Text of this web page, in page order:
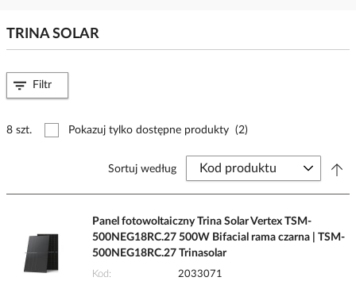
TRINA SOLAR
8 szt. Pokazuj tylko dostępne produkty (2)
Sortuj według
Panel fotowoltaiczny Trina Solar Vertex TSM-
500NEG18RC.27 500W Bifacial rama czarna | TSM-
500NEG18RC.27 Trinasolar
Kod
2033071
Filtr